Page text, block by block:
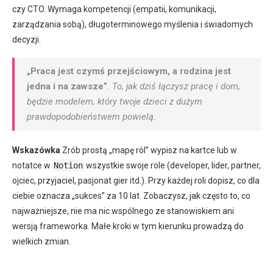
czy CTO. Wymaga kompetencji (empatii, komunikacji,
zarządzania sobą), długoterminowego myślenia i świadomych
decyzji.
„Praca jest czymś przejściowym, a rodzina jest
jedna i na zawsze”. To, jak dziś łączysz pracę i dom,
będzie modelem, który twoje dzieci z dużym
prawdopodobieństwem powielą.
Wskazówka Zrób prostą „mapę ról” wypisz na kartce lub w
notatce w Notion wszystkie swoje role (developer, lider, partner,
ojciec, przyjaciel, pasjonat gier itd.). Przy każdej roli dopisz, co dla
ciebie oznacza „sukces” za 10 lat. Zobaczysz, jak często to, co
najważniejsze, nie ma nic wspólnego ze stanowiskiem ani
wersją frameworka. Małe kroki w tym kierunku prowadzą do
wielkich zmian.